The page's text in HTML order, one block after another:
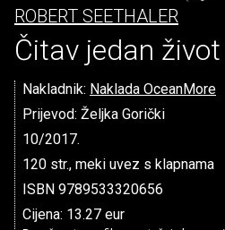
ROBERT SEETHALER
Čitav jedan život
Nakladnik: Naklada OceanMore
Prijevod: Željka Gorički
10/2017.
120 str., meki uvez s klapnama
ISBN 9789533320656
Cijena: 13.27 eur